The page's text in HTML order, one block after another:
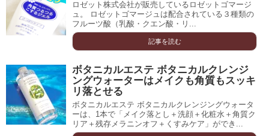
ロゼット株式会社が販売しているロゼットゴマージ
ュ。 ロゼットゴマージュは配合されている３種類の
フルーツ酸（乳酸・クエン酸・リ...
記事を読む
ボタニカルエステ ボタニカルクレンジ
ングウォーターはメイクも角質もスッキ
リ落とせる
ボタニカルエステ ボタニカルクレンジングウォータ
ーは、1本で「メイク落とし＋洗顔＋化粧水＋角質ク
リア＋残存メラニンオフ＋くすみケア」ができ...